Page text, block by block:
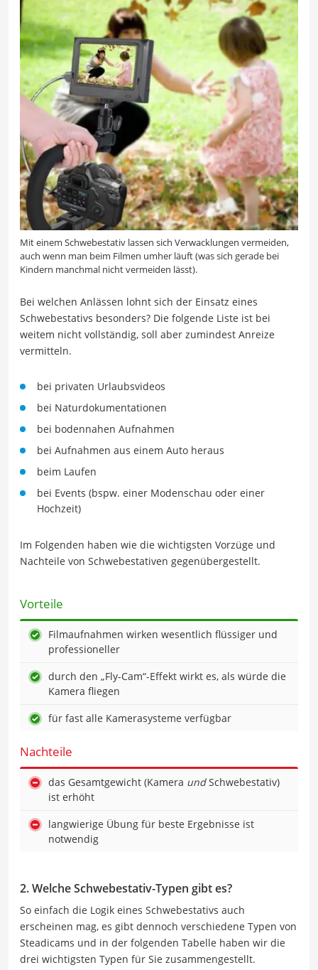
Mit einem Schwebestativ lassen sich Verwacklungen vermeiden,
auch wenn man beim Filmen umher läuft (was sich gerade bei
Kindern manchmal nicht vermeiden lässt).
Bei welchen Anlässen lohnt sich der Einsatz eines
Schwebestativs besonders? Die folgende Liste ist bei
weitem nicht vollständig, soll aber zumindest Anreize
vermitteln.
bei privaten Urlaubsvideos
bei Naturdokumentationen
bei bodennahen Aufnahmen
bei Aufnahmen aus einem Auto heraus
beim Laufen
bei Events (bspw. einer Modenschau oder einer
Hochzeit)
Im Folgenden haben wie die wichtigsten Vorzüge und
Nachteile von Schwebestativen gegenübergestellt.
Vorteile
Filmaufnahmen wirken wesentlich flüssiger und
professioneller
durch den „Fly-Cam“-Effekt wirkt es, als würde die
Kamera fliegen
für fast alle Kamerasysteme verfügbar
Nachteile
das Gesamtgewicht (Kamera undSchwebestativ)
ist erhöht
langwierige Übung für beste Ergebnisse ist
notwendig
2. Welche Schwebestativ-Typen gibt es?
So einfach die Logik eines Schwebestativs auch
erscheinen mag, es gibt dennoch verschiedene Typen von
Steadicams und in der folgenden Tabelle haben wir die
drei wichtigsten Typen für Sie zusammengestellt.